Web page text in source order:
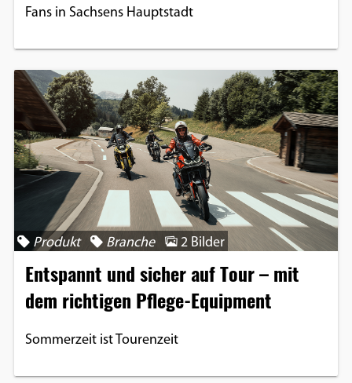
Fans in Sachsens Hauptstadt
Produkt Branche 2 Bilder
Entspannt und sicher auf Tour – mit
dem richtigen Pflege-Equipment
Sommerzeit ist Tourenzeit